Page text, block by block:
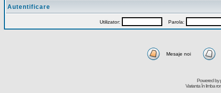
Autentificare
Utilizator: Parola:
Mesaje noi
Powered by
Varianta în limba